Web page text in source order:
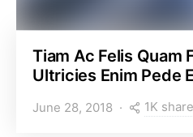
Tiam Ac Felis Quam
Ultricies Enim Pede
June 28, 2018 1K